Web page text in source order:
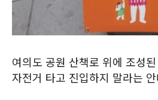
여의도 공원 산책로 위에 조성
자전거 타고 진입하지 말라는